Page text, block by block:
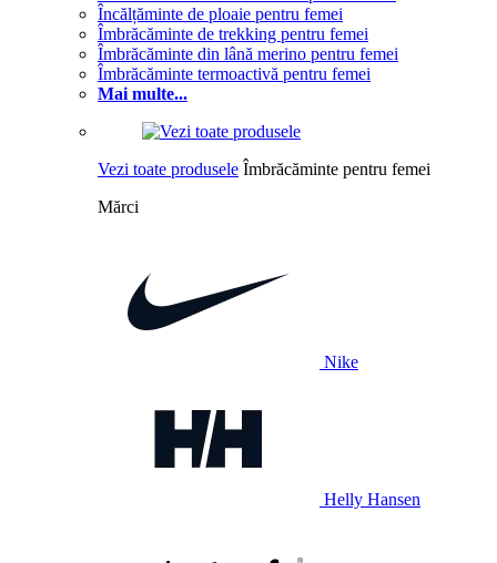
Încălțăminte de ploaie pentru femei
Îmbrăcăminte de trekking pentru femei
Îmbrăcăminte din lână merino pentru femei
Îmbrăcăminte termoactivă pentru femei
Mai multe...
Vezi toate produsele Îmbrăcăminte pentru femei
Mărci
Nike
Helly Hansen